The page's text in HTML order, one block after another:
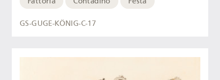
GS-GUGE-KÖNIG-C-17